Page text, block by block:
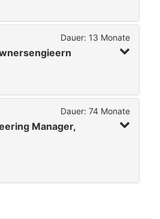
Dauer: 13 Monate
Dauer: 74 Monate
Manager,